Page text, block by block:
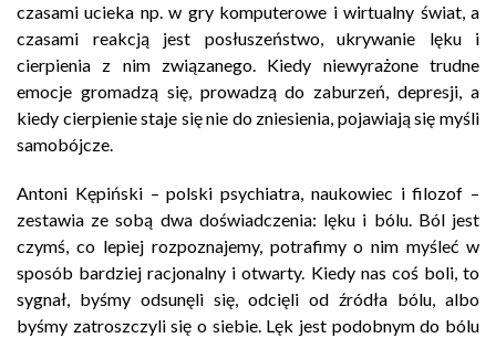
czasami ucieka np. w gry komputerowe i wirtualny świat, a
czasami reakcją jest posłuszeństwo, ukrywanie lęku i
cierpienia z nim związanego. Kiedy niewyrażone trudne
emocje gromadzą się, prowadzą do zaburzeń, depresji, a
kiedy cierpienie staje się nie do zniesienia, pojawiają się myśli
samobójcze.
Antoni Kępiński – polski psychiatra, naukowiec i filozof –
zestawia ze sobą dwa doświadczenia: lęku i bólu. Ból jest
czymś, co lepiej rozpoznajemy, potrafimy o nim myśleć w
sposób bardziej racjonalny i otwarty. Kiedy nas coś boli, to
sygnał, byśmy odsunęli się, odcięli od źródła bólu, albo
byśmy zatroszczyli się o siebie. Lęk jest podobnym do bólu